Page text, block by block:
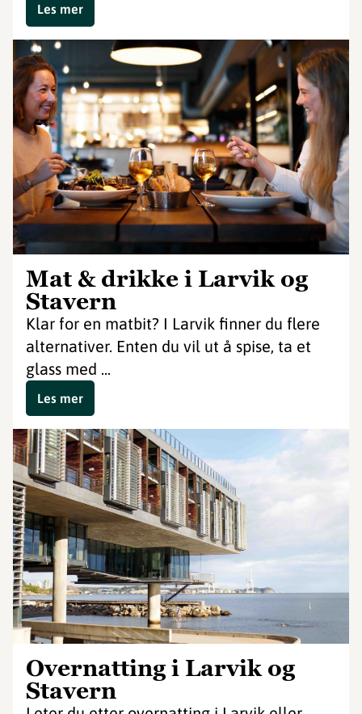
Les mer
Mat & drikke i Larvik og
Stavern
Klar for en matbit? I Larvik finner du flere
alternativer. Enten du vil ut å spise, ta et
glass med ...
Les mer
Overnatting i Larvik og
Stavern